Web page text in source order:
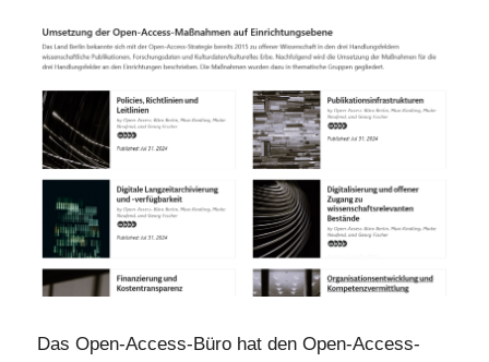
Das Open-Access-Büro hat den Open-Access-